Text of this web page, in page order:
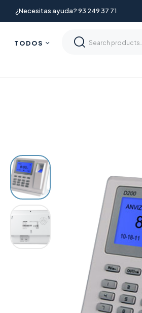
¿Necesitas ayuda? 93 249 37 71
TODOS